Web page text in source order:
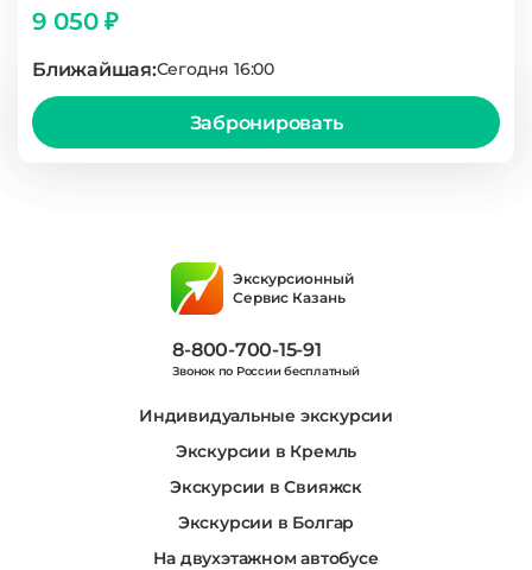
9 050 ₽
Ближайшая:Сегодня 16:00
Забронировать
Экскурсионный
Сервис Казань
8-800-700-15-91
Звонок по России бесплатный
Индивидуальные экскурсии
Экскурсии в Кремль
Экскурсии в Свияжск
Экскурсии в Болгар
На двухэтажном автобусе